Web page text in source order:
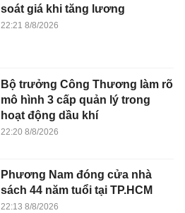
soát giá khi tăng lương
22:21 8/8/2026
Bộ trưởng Công Thương làm rõ
mô hình 3 cấp quản lý trong
hoạt động dầu khí
22:20 8/8/2026
Phương Nam đóng cửa nhà
sách 44 năm tuổi tại TP.HCM
22:13 8/8/2026